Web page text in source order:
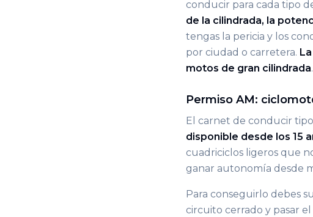
conducir​ para cada tipo
de la cilindrada, la
tengas la pericia y los
por ciudad o carretera.
motos de gran cilindrada.
Permiso AM:
El carnet de conducir tipo
disponible desde los 15
cuadriciclos ligeros que
ganar autonomía desde
Para conseguirlo debes
circuito cerrado y pasar